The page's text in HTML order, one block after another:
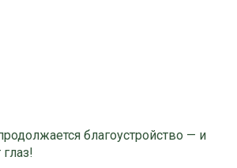
благоустройство — и